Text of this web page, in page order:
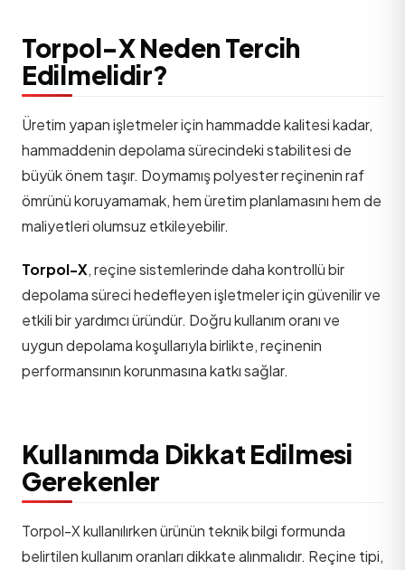
Torpol-X Neden Tercih
Edilmelidir?
Üretim yapan işletmeler için hammadde kalitesi kadar,
hammaddenin depolama sürecindeki stabilitesi de
büyük önem taşır. Doymamış polyester reçinenin raf
ömrünü koruyamamak, hem üretim planlamasını hem de
maliyetleri olumsuz etkileyebilir.
Torpol-X, reçine sistemlerinde daha kontrollü bir
depolama süreci hedefleyen işletmeler için güvenilir ve
etkili bir yardımcı üründür. Doğru kullanım oranı ve
uygun depolama koşullarıyla birlikte, reçinenin
performansının korunmasına katkı sağlar.
Kullanımda Dikkat Edilmesi
Gerekenler
Torpol-X kullanılırken ürünün teknik bilgi formunda
belirtilen kullanım oranları dikkate alınmalıdır. Reçine tipi,